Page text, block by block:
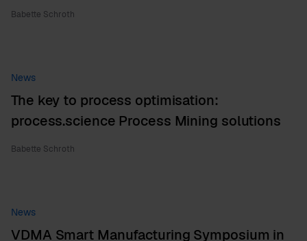
Babette Schroth
News
The key to process optimisation:
process.science Process Mining solutions
Babette Schroth
News
VDMA Smart Manufacturing Symposium in